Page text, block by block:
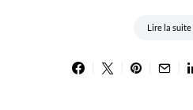
Lire la suite